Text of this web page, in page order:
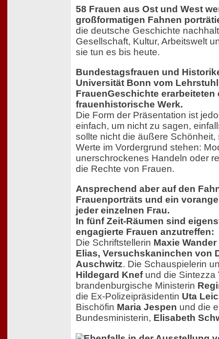
58 Frauen aus Ost und West
großformatigen Fahnen
die deutsche Geschichte
Gesellschaft, Kultur, Arbeitswelt
sie tun es bis heute.
Bundestagsfrauen und
Universität Bonn vom
FrauenGeschichte erarbeiteten
frauenhistorische Werk.
Die Form der Präsentation ist
einfach, um nicht zu sagen,
sollte nicht die äußere
Werte im Vordergrund stehen:
unerschrockenes Handeln oder
die Rechte von Frauen.
Ansprechend aber auf den
Frauenporträts und ein
jeder einzelnen Frau.
In fünf Zeit-Räumen sind
engagierte Frauen anzutreffen:
Die Schriftstellerin Maxie Wander
Elias, Versuchskaninchen von
Auschwitz. Die Schauspielerin
Hildegard Knefund die Sintezza
brandenburgische Ministerin
die Ex-Polizeipräsidentin Uta
Bischöfin Maria Jespen und die
Bundesministerin, Elisabeth